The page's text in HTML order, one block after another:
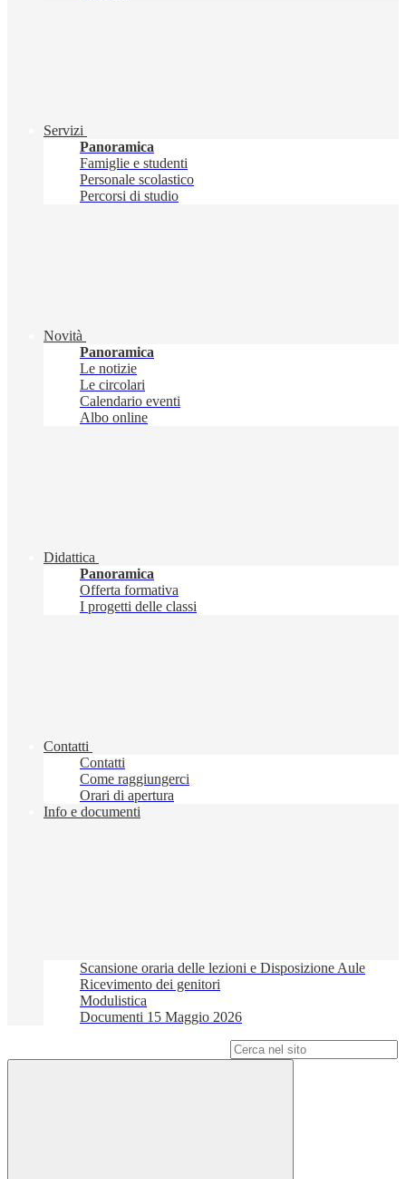
Servizi
Panoramica
Famiglie e studenti
Personale scolastico
Percorsi di studio
Novità
Panoramica
Le notizie
Le circolari
Calendario eventi
Albo online
Didattica
Panoramica
Offerta formativa
I progetti delle classi
Contatti
Contatti
Come raggiungerci
Orari di apertura
Info e documenti
Scansione oraria delle lezioni e Disposizione Aule
Ricevimento dei genitori
Modulistica
Documenti 15 Maggio 2026